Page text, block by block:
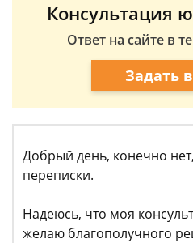
Консультация
Ответ на сайте в
Задать
Добрый день, конечно
переписки.
Надеюсь, что моя
желаю благополучного